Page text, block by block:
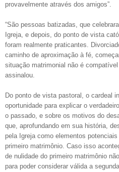
provavelmente através dos amigos”.
“São pessoas batizadas, que
Igreja, e depois, do ponto de vista
foram realmente praticantes.
caminho de aproximação à fé,
situação matrimonial não é
assinalou.
Do ponto de vista pastoral, o cardeal
oportunidade para explicar o
o passado, e sobre os motivos do
que, aprofundando em sua história,
pela Igreja como elementos
primeiro matrimônio. Caso isso
de nulidade do primeiro matrimônio
para poder considerar válida a